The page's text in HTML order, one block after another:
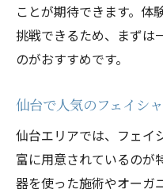
ことが期待できます。体
挑戦できるため、まずは
のがおすすめです。
仙台で人気のフェイシ
仙台エリアでは、フェイ
富に用意されているのが
器を使った施術やオーガ